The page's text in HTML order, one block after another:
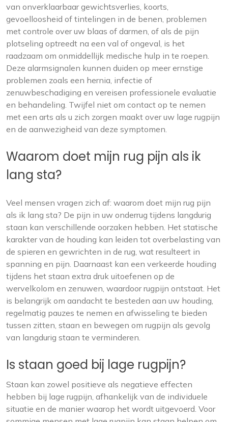
van onverklaarbaar gewichtsverlies, koorts,
gevoelloosheid of tintelingen in de benen, problemen
met controle over uw blaas of darmen, of als de pijn
plotseling optreedt na een val of ongeval, is het
raadzaam om onmiddellijk medische hulp in te roepen.
Deze alarmsignalen kunnen duiden op meer ernstige
problemen zoals een hernia, infectie of
zenuwbeschadiging en vereisen professionele evaluatie
en behandeling. Twijfel niet om contact op te nemen
met een arts als u zich zorgen maakt over uw lage rugpijn
en de aanwezigheid van deze symptomen.
Waarom doet mijn rug pijn als ik
lang sta?
Veel mensen vragen zich af: waarom doet mijn rug pijn
als ik lang sta? De pijn in uw onderrug tijdens langdurig
staan kan verschillende oorzaken hebben. Het statische
karakter van de houding kan leiden tot overbelasting van
de spieren en gewrichten in de rug, wat resulteert in
spanning en pijn. Daarnaast kan een verkeerde houding
tijdens het staan extra druk uitoefenen op de
wervelkolom en zenuwen, waardoor rugpijn ontstaat. Het
is belangrijk om aandacht te besteden aan uw houding,
regelmatig pauzes te nemen en afwisseling te bieden
tussen zitten, staan en bewegen om rugpijn als gevolg
van langdurig staan te verminderen.
Is staan goed bij lage rugpijn?
Staan kan zowel positieve als negatieve effecten
hebben bij lage rugpijn, afhankelijk van de individuele
situatie en de manier waarop het wordt uitgevoerd. Voor